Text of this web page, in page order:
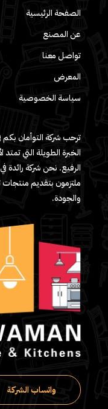
الصفحة الرئيسية
عن المصنع
تواصل معنا
المعرض
سياسة الخصوصية
ترحب شركة التوأمان
الرفيع. نحن شركة رائدة
ملتزمون بتقديم
والجودة.
واتساب الشركة